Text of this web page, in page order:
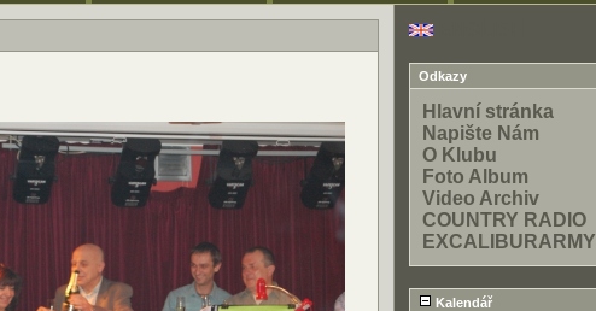
Odkazy
Hlavní stránka
Napište Nám
O Klubu
Foto Album
Video Archiv
COUNTRY RADIO
EXCALIBURARMY
Kalendář